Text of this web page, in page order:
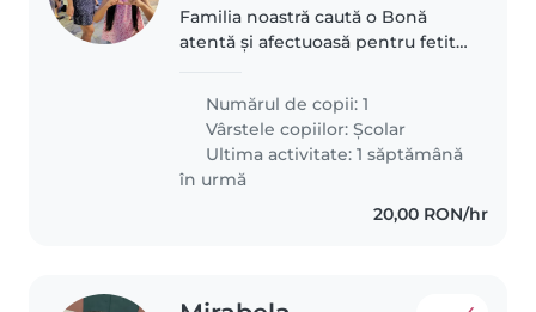
Familia noastră caută o Bonă
atentă și afectuoasă pentru fetita
care să o susțină la teme și să se
adapteze energiei sale pozitive.
Locuim într-o casă..
Numărul de copii: 1
Vârstele copiilor:Școlar
Ultima activitate: 1 săptămână
în urmă
20,00 RON/hr